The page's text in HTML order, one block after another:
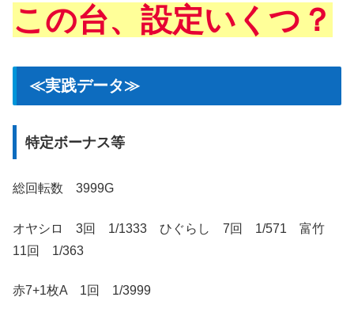
この台、設定いくつ？
≪実践データ≫
特定ボーナス等
総回転数 3999G
オヤシロ 3回 1/1333 ひぐらし 7回 1/571 富竹
11回 1/363
赤7+1枚A 1回 1/3999